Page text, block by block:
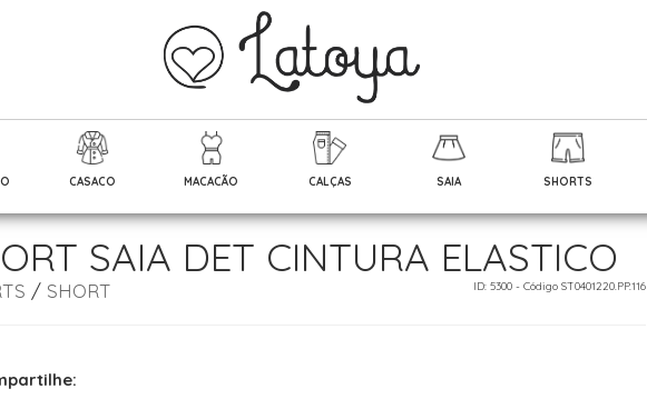
CASACO MACACÃO CALÇAS SAIA SHORTS
SAIA DET CINTURA ELASTICO
/ SHORT ID: 5300 - Código ST0401220.PP.116